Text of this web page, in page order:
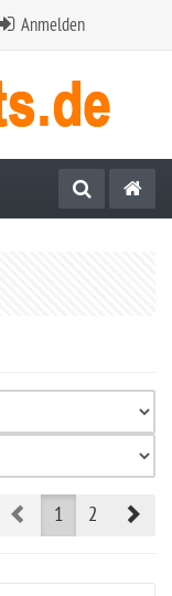
Anmelden
Prev1 2